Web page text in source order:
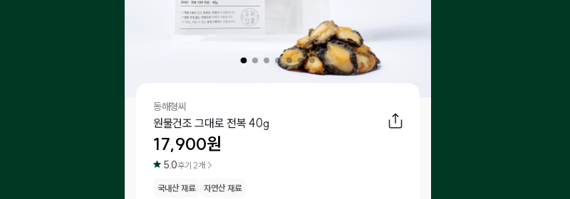
동해형씨
원물건조 그대로 전복 40g
17,900원
5.0후기 2개 >
국내산 재료 자연산 재료